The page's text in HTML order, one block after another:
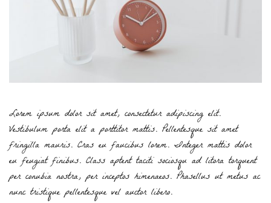
Lorem ipsum dolor sit amet, consectetur adipiscing elit.
Vestibulum porta elit a porttitor mattis. Pellentesque sit amet
fringilla mauris. Cras eu faucibus lorem. Integer mattis dolor
eu feugiat finibus. Class aptent taciti sociosqu ad litora torquent
per conubia nostra, per inceptos himenaeos. Phasellus ut metus ac
nunc tristique pellentesque vel auctor libero.